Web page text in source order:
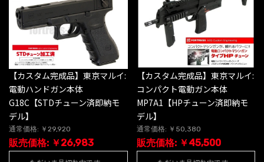
【カスタム完成品】東京マルイ:
電動ハンドガン本体
G18C【STDチューン済即納モ
デル】
通常価格: ￥29,920
販売価格: ￥26,983
【カスタム完成品】東京マルイ:
コンパクト電動ガン本体
MP7A1【HPチューン済即納モ
デル】
通常価格: ￥50,380
販売価格: ￥45,500